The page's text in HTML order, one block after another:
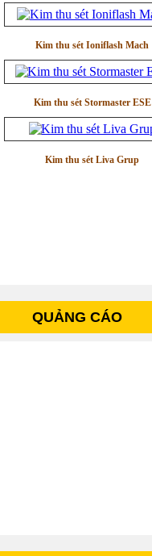
Kim thu sét Ioniflash Mach
Kim thu sét Stormaster ESE
Kim thu sét Liva Grup
QUẢNG CÁO